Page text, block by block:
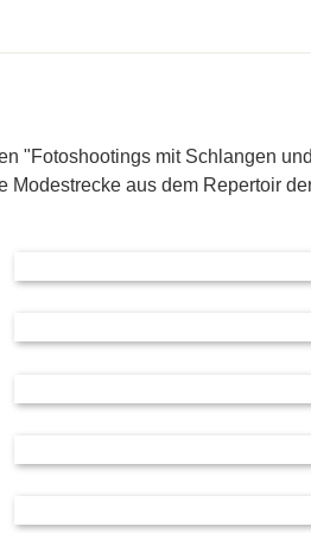
"Fotoshootings mit Schlangen
Modestrecke aus dem Repertoir